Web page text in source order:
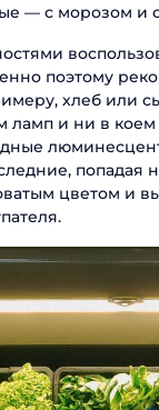
— с морозом и
поэтому
хлеб или
ламп и ни в коем
попадая
цветом и